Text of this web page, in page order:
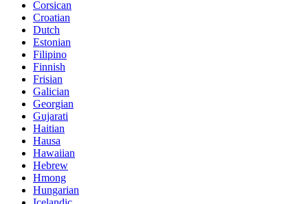
Corsican
Croatian
Dutch
Estonian
Filipino
Finnish
Frisian
Galician
Georgian
Gujarati
Haitian
Hausa
Hawaiian
Hebrew
Hmong
Hungarian